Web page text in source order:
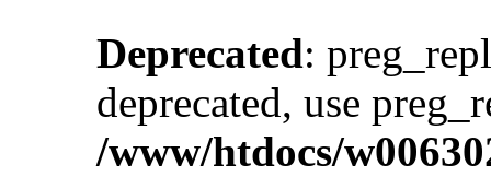
Deprecated:
deprecated, use
/www/htdocs/